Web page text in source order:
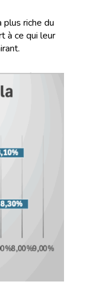
riche du
à ce qui leur